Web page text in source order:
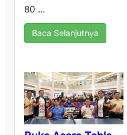
80 ...
Baca Selanjutnya